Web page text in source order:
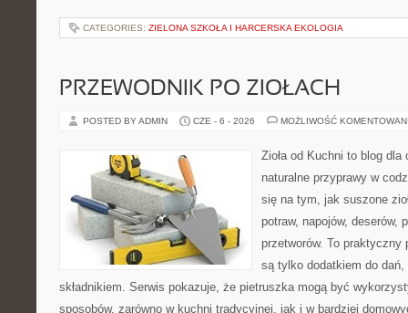
CATEGORIES: ZIELONA SZKOŁA I HARCERSKA EKOLOGIA
PRZEWODNIK PO ZIOŁACH
POSTED BY ADMIN CZE - 6 - 2026 MOŻLIWOŚĆ
Zioła od Kuchni to blog
naturalne przyprawy w
się na tym, jak suszone
potraw, napojów, deserów,
przetworów. To praktyczny
są tylko dodatkiem do
składnikiem. Serwis pokazuje, że pietruszka mogą być
sposobów, zarówno w kuchni tradycyjnej, jak i w bardziej